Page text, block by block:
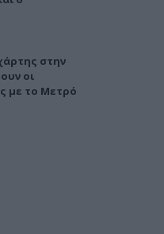
στην
οι
με το Μετρό